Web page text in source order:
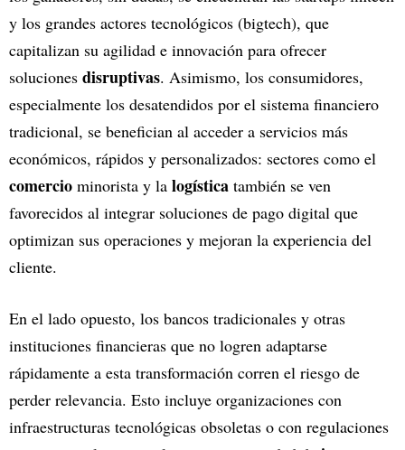
y los grandes actores tecnológicos (bigtech), que
capitalizan su agilidad e innovación para ofrecer
soluciones disruptivas. Asimismo, los consumidores,
especialmente los desatendidos por el sistema financiero
tradicional, se benefician al acceder a servicios más
económicos, rápidos y personalizados: sectores como el
comercio minorista y la logística también se ven
favorecidos al integrar soluciones de pago digital que
optimizan sus operaciones y mejoran la experiencia del
cliente.
En el lado opuesto, los bancos tradicionales y otras
instituciones financieras que no logren adaptarse
rápidamente a esta transformación corren el riesgo de
perder relevancia. Esto incluye organizaciones con
infraestructuras tecnológicas obsoletas o con regulaciones